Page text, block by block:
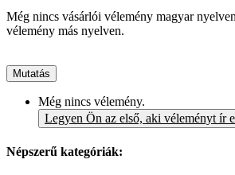
Még nincs vásárlói vélemény magyar
vélemény más nyelven.
Mutatás
Még nincs vélemény.
Legyen Ön az első, aki véleményt ír
Népszerű kategóriák: